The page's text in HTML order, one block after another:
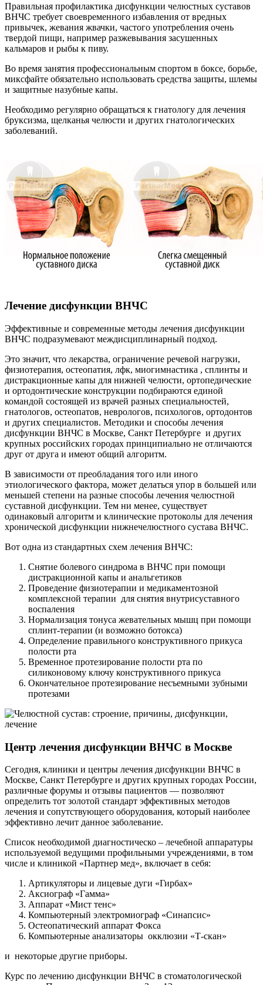
Правильная профилактика дисфункции челюстных суставов
ВНЧС требует своевременного избавления от вредных
привычек, жевания жвачки, частого употребления очень
твердой пищи, например разжевывания засушенных
кальмаров и рыбы к пиву.
Во время занятия профессиональным спортом в боксе, борьбе,
миксфайте обязательно использовать средства защиты, шлемы
и защитные назубные капы.
Необходимо регулярно обращаться к гнатологу для лечения
бруксизма, щелканья челюсти и других гнатологических
заболеваний.
Лечение дисфункции ВНЧС
Эффективные и современные методы лечения дисфункции
ВНЧС подразумевают междисциплинарный подход.
Это значит, что лекарства, ограничение речевой нагрузки,
физиотерапия, остеопатия, лфк, миогимнастика , сплинты и
дистракционные капы для нижней челюсти, ортопедические
и ортодонтические конструкции подбираются единой
командой состоящей из врачей разных специальностей,
гнатологов, остеопатов, неврологов, психологов, ортодонтов
и других специалистов. Методики и способы лечения
дисфункции ВНЧС в Москве, Санкт Петербурге и других
крупных российских городах принципиально не отличаются
друг от друга и имеют общий алгоритм.
В зависимости от преобладания того или иного
этиологического фактора, может делаться упор в большей или
меньшей степени на разные способы лечения челюстной
суставной дисфункции. Тем ни менее, существует
одинаковый алгоритм и клинические протоколы для лечения
хронической дисфункции нижнечелюстного сустава ВНЧС.
Вот одна из стандартных схем лечения ВНЧС:
Снятие болевого синдрома в ВНЧС при помощи
дистракционной капы и анальгетиков
Проведение физиотерапии и медикаментозной
комплексной терапии для снятия внутрисуставного
воспаления
Нормализация тонуса жевательных мышц при помощи
сплинт-терапии (и возможно ботокса)
Определение правильного конструктивного прикуса
полости рта
Временное протезирование полости рта по
силиконовому ключу конструктивного прикуса
Окончательное протезирование несъемными зубными
протезами
Центр лечения дисфункции ВНЧС в Москве
Сегодня, клиники и центры лечения дисфункции ВНЧС в
Москве, Санкт Петербурге и других крупных городах России,
различные форумы и отзывы пациентов — позволяют
определить тот золотой стандарт эффективных методов
лечения и сопутствующего оборудования, который наиболее
эффективно лечит данное заболевание.
Список необходимой диагностическо – лечебной аппаратуры
используемой ведущими профильными учреждениями, в том
числе и клиникой «Партнер мед», включает в себя:
Артикуляторы и лицевые дуги «Гирбах»
Аксиограф «Гамма»
Аппарат «Мист тенс»
Компьютерный электромиограф «Синапсис»
Остеопатический аппарат Фокса
Компьютерные анализаторы окклюзии «Т-скан»
и некоторые другие приборы.
Курс по лечению дисфункции ВНЧС в стоматологической